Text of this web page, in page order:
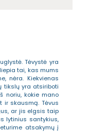
Tėvystė yra
tai, kas mums
nėra. Kiekvienas
tikslų yra atsiriboti
noriu, kokie mano
ir skausmą. Tėvus
ar jis elgsis taip
lytinius santykius,
atsakymų į